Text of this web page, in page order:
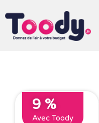
9 %
Avec Toody